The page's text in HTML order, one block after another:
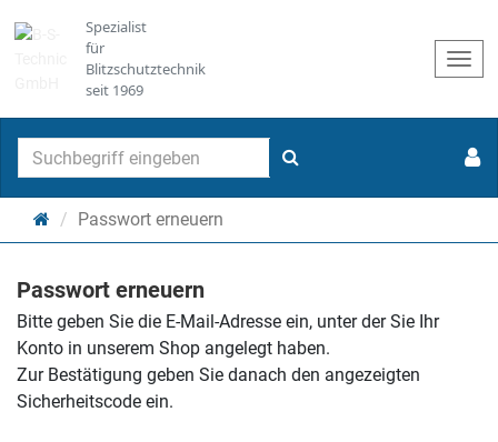
Spezialist
für
Blitzschutztechnik
seit 1969
Startseite
Passwort erneuern
Passwort erneuern
Bitte geben Sie die E-Mail-Adresse ein, unter der Sie Ihr
Konto in unserem Shop angelegt haben.
Zur Bestätigung geben Sie danach den angezeigten
Sicherheitscode ein.